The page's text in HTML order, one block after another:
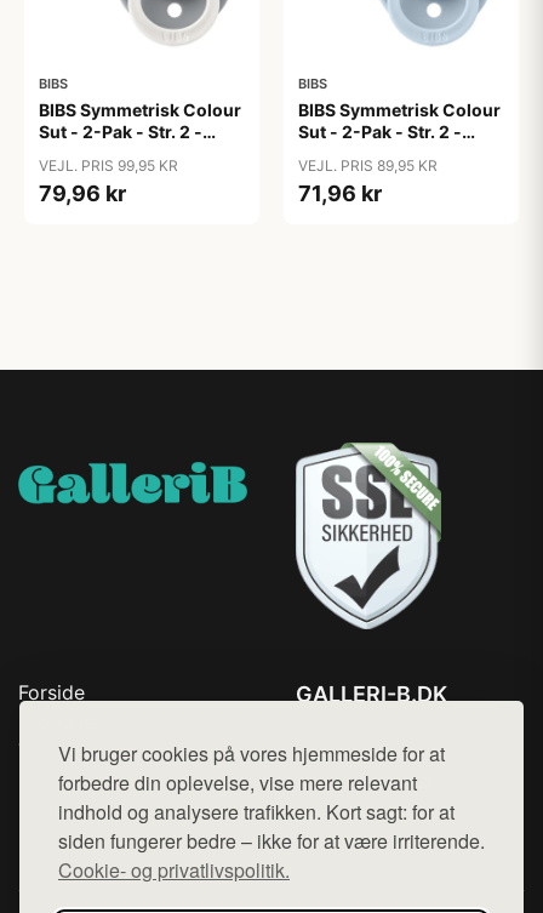
Vi bruger cookies på vores hjemmeside for at
forbedre din oplevelse, vise mere relevant
indhold og analysere trafikken. Kort sagt: for at
siden fungerer bedre – ikke for at være irriterende.
Cookie- og privatlivspolitik.
BIBS
BIBS Symmetrisk Colour
Sut - 2-Pak - Str. 2 -
Sage/Cloud
VEJL. PRIS 99,95 KR
79,96 kr
BIBS
BIBS Symmetrisk Colour
Sut - 2-Pak - Str. 2 -
Blue
VEJL. PRIS 89,95 KR
71,96 kr
Forside
Top Rabatter
Blog
Kontakt
GALLERI-B.DK
Mail: hej@want.dk
Cookie- og privatlivspolitik